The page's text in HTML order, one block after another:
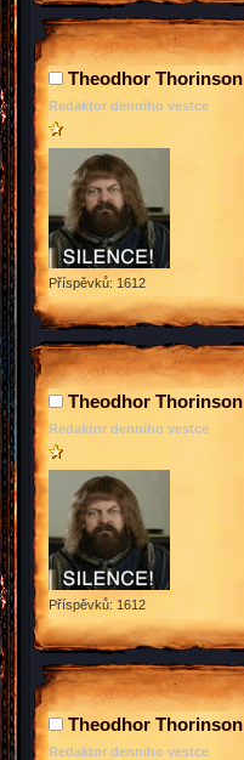
Theodhor Thorinson
Redaktor denniho vestce
Příspěvků: 1612
Theodhor Thorinson
Redaktor denniho vestce
Příspěvků: 1612
Theodhor Thorinson
Redaktor denniho vestce